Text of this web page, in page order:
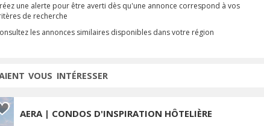
une alerte pour être averti dès qu'une annonce correspond à vos
de recherche
les annonces similaires disponibles dans votre région
VOUS INTÉRESSER
AERA | CONDOS D'INSPIRATION HÔTELIÈRE